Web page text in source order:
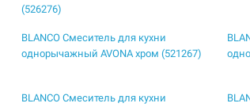
(526276)
BLANCO Смеситель для кухни
однорычажный AVONA хром (521267)
BLANCO Смеситель для кухни